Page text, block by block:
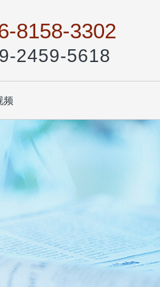
8158-3302
2459-5618
甲 查看更多
查看更多
频